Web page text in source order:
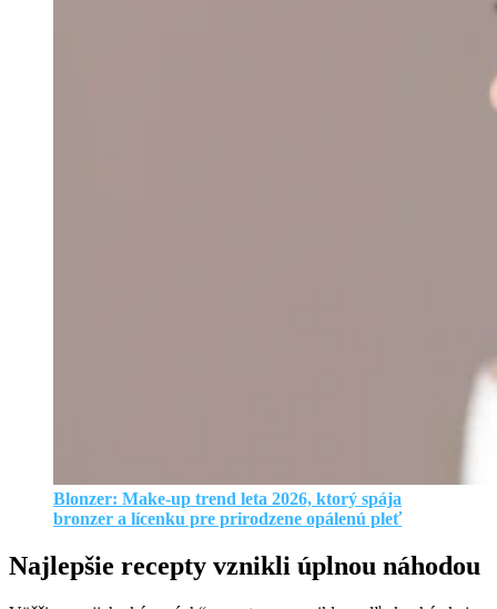
Blonzer: Make-up trend leta 2026, ktorý spája
bronzer a lícenku pre prirodzene opálenú pleť
Najlepšie recepty vznikli úplnou náhodou